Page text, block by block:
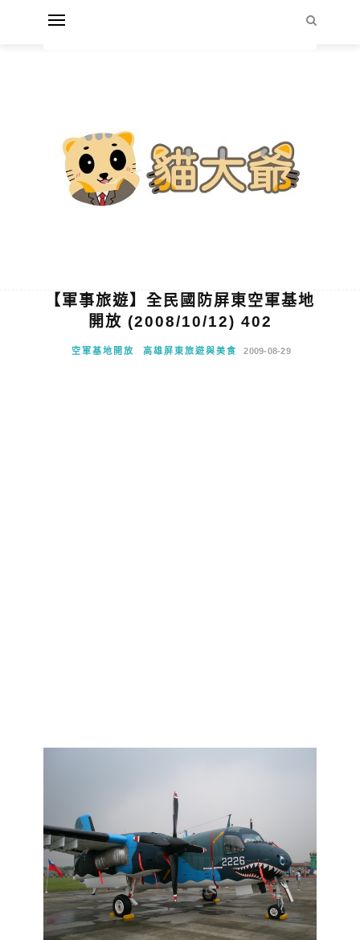
【軍事旅遊】全民國防屏東空軍基地
開放 (2008/10/12) 402
空軍基地開放 高雄屏東旅遊與美食 2009-08-29